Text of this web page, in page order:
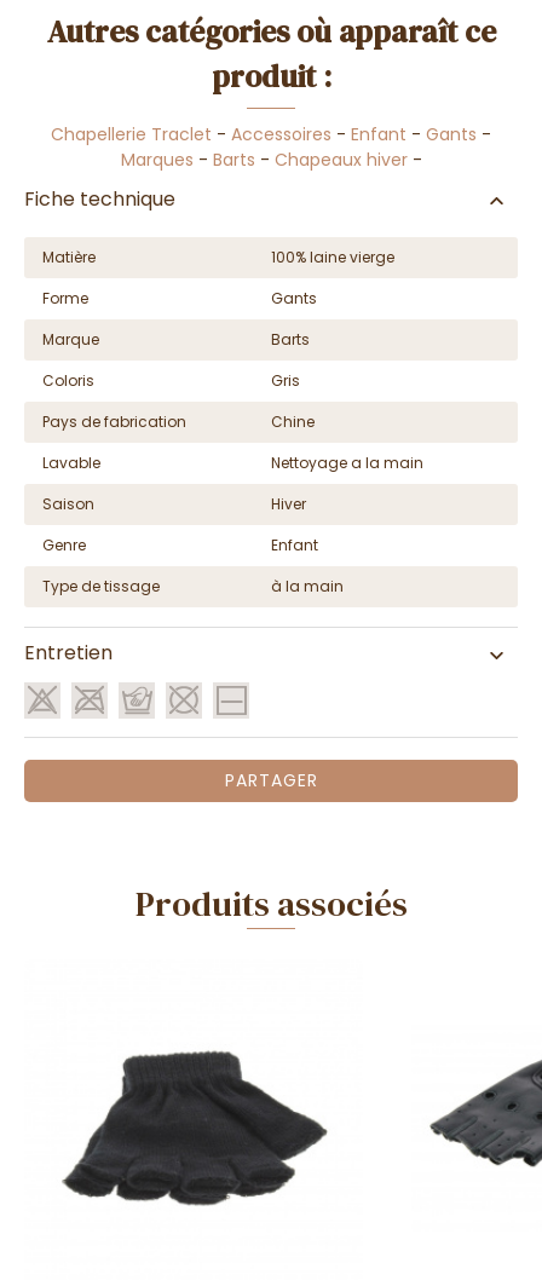
Autres catégories où apparaît ce
produit :
Chapellerie Traclet - Accessoires - Enfant - Gants -
Marques - Barts - Chapeaux hiver-
Fiche technique
Matière
100% laine vierge
Forme
Gants
Marque
Barts
Coloris
Gris
Pays de fabrication
Chine
Lavable
Nettoyage a la main
Saison
Hiver
Genre
Enfant
Type de tissage
à la main
Entretien
PARTAGER
Produits associés